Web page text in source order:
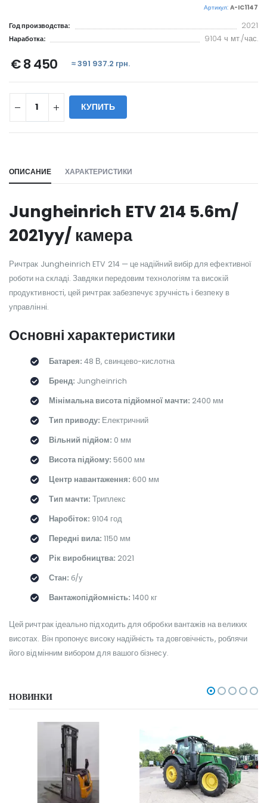
Артикул: A-IC1147
Год производства: 2021
Наработка: 9104 ч мт./час.
€ 8 450 ≈ 391 937.2 грн.
КУПИТЬ
ОПИСАНИЕ ХАРАКТЕРИСТИКИ
Jungheinrich ETV 214 5.6m/
2021yy/ камера
Ричтрак Jungheinrich ETV 214 — це надійний вибір для ефективної
роботи на складі. Завдяки передовим технологіям та високій
продуктивності, цей ричтрак забезпечує зручність і безпеку в
управлінні.
Основні характеристики
Батарея: 48 В, свинцево-кислотна
Бренд: Jungheinrich
Мінімальна висота підйомної мачти: 2400 мм
Тип приводу: Електричний
Вільний підйом: 0 мм
Висота підйому: 5600 мм
Центр навантаження: 600 мм
Тип мачти: Триплекс
Наробіток: 9104 год
Передні вила: 1150 мм
Рік виробництва: 2021
Стан: б/у
Вантажопідйомність: 1400 кг
Цей ричтрак ідеально підходить для обробки вантажів на великих
висотах. Він пропонує високу надійність та довговічність, роблячи
його відмінним вибором для вашого бізнесу.
НОВИНКИ